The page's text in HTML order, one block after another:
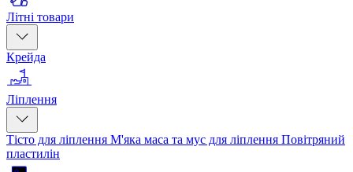
Літні товари
Крейда
Ліплення
Тісто для ліплення М'яка маса та мус для ліплення Повітряний
пластилін